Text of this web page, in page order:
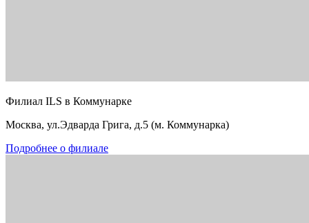
Филиал ILS в Коммунарке
Москва, ул.Эдварда Грига, д.5 (м. Коммунарка)
Подробнее о филиале